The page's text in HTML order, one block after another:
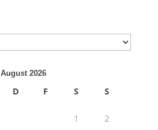
August 2026
D F S S
1 2